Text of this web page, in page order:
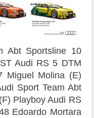
Abt Sportsline 10
Audi RS 5 DTM
Miguel Molina (E)
Sport Team Abt
Playboy Audi RS
Edoardo Mortara